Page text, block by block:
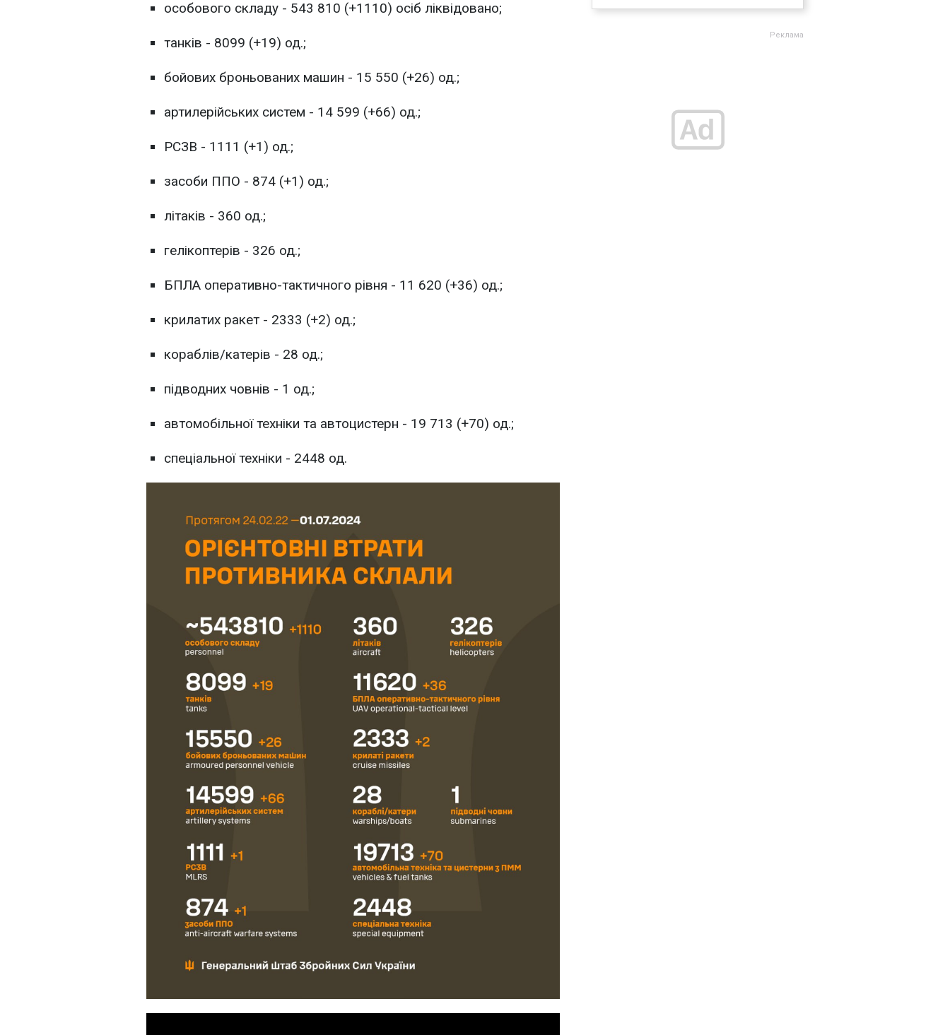
особового складу - 543 810 (+1110) осіб ліквідовано;
танків - 8099 (+19) од.;
бойових броньованих машин - 15 550 (+26) од.;
артилерійських систем - 14 599 (+66) од.;
РСЗВ - 1111 (+1) од.;
засоби ППО - 874 (+1) од.;
літаків - 360 од.;
гелікоптерів - 326 од.;
БПЛА оперативно-тактичного рівня - 11 620 (+36) од.;
крилатих ракет - 2333 (+2) од.;
кораблів/катерів - 28 од.;
підводних човнів - 1 од.;
автомобільної техніки та автоцистерн - 19 713 (+70) од.;
спеціальної техніки - 2448 од.